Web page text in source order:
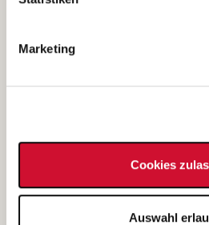
Marketing
Cookies
Auswahl
e.V.)
Bewerbung als Altenpflegehelfer*in
Bewerbung als Erzieher*in